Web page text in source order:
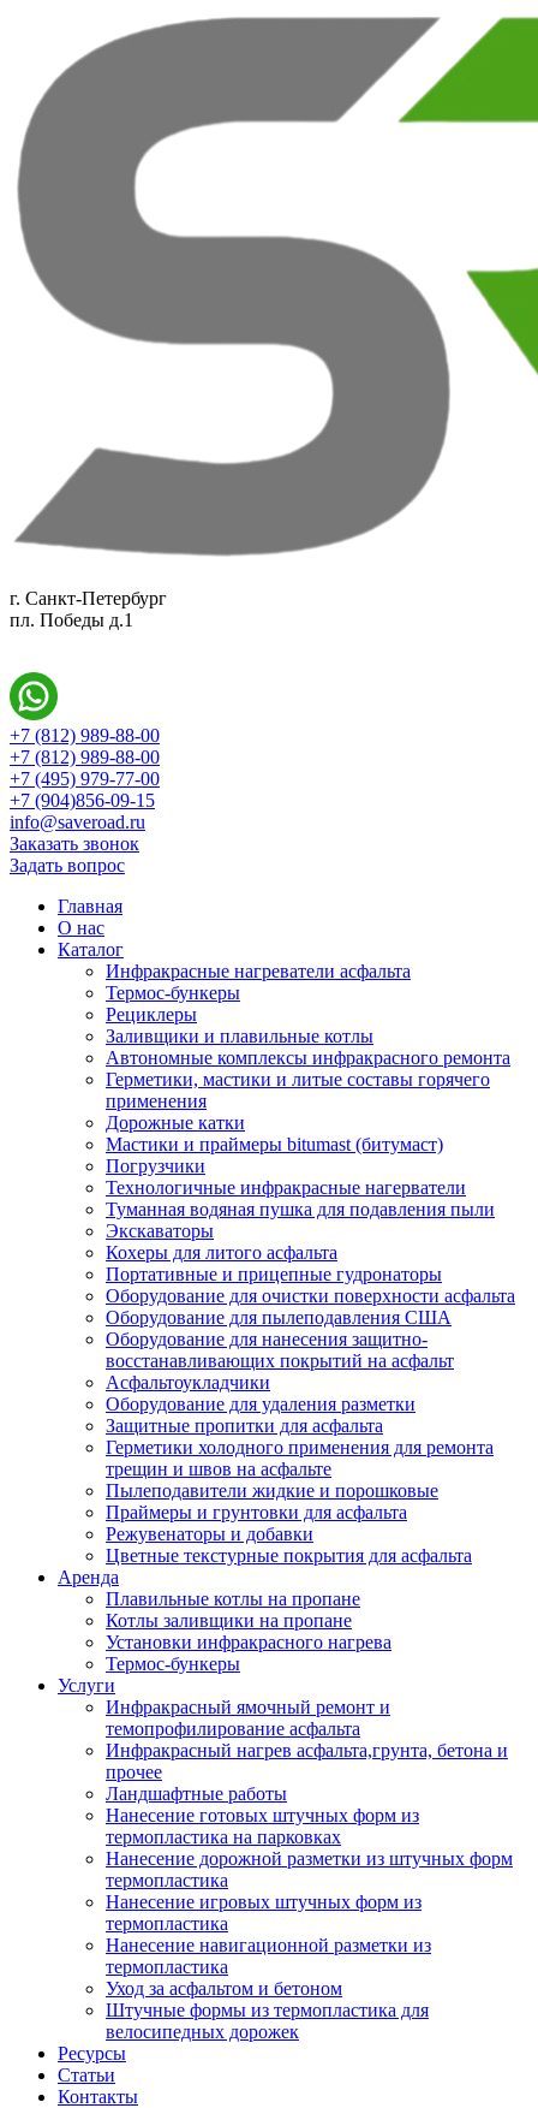
г. Санкт-Петербург
пл. Победы д.1
+7 (812) 989-88-00
+7 (812) 989-88-00
+7 (495) 979-77-00
+7 (904)856-09-15
info@saveroad.ru
Заказать звонок
Задать вопрос
Главная
О нас
Каталог
Инфракрасные нагреватели асфальта
Термос-бункеры
Рециклеры
Заливщики и плавильные котлы
Автономные комплексы инфракрасного ремонта
Герметики, мастики и литые составы горячего
применения
Дорожные катки
Мастики и праймеры bitumast (битумаст)
Погрузчики
Технологичные инфракрасные нагерватели
Туманная водяная пушка для подавления пыли
Экскаваторы
Кохеры для литого асфальта
Портативные и прицепные гудронаторы
Оборудование для очистки поверхности асфальта
Оборудование для пылеподавления США
Оборудование для нанесения защитно-
восстанавливающих покрытий на асфальт
Асфальтоукладчики
Оборудование для удаления разметки
Защитные пропитки для асфальта
Герметики холодного применения для ремонта
трещин и швов на асфальте
Пылеподавители жидкие и порошковые
Праймеры и грунтовки для асфальта
Режувенаторы и добавки
Цветные текстурные покрытия для асфальта
Аренда
Плавильные котлы на пропане
Котлы заливщики на пропане
Установки инфракрасного нагрева
Термос-бункеры
Услуги
Инфракрасный ямочный ремонт и
темопрофилирование асфальта
Инфракрасный нагрев асфальта,грунта, бетона и
прочее
Ландшафтные работы
Нанесение готовых штучных форм из
термопластика на парковках
Нанесение дорожной разметки из штучных форм
термопластика
Нанесение игровых штучных форм из
термопластика
Нанесение навигационной разметки из
термопластика
Уход за асфальтом и бетоном
Штучные формы из термопластика для
велосипедных дорожек
Ресурсы
Статьи
Контакты